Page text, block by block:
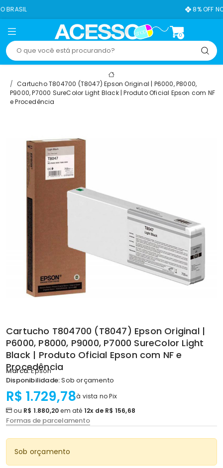
0
Cartucho T804700 (T8047) Epson Original | P6000, P8000,
P9000, P7000 SureColor Light Black | Produto Oficial Epson com NF
e Procedência
Cartucho T804700 (T8047) Epson Original |
P6000, P8000, P9000, P7000 SureColor Light
Black | Produto Oficial Epson com NF e
Procedência
Marca:Epson
Disponibilidade:Sob orçamento
R$ 1.729,78à vista no Pix
ou R$ 1.880,20em até 12x de R$ 156,68
Formas de parcelamento
Sob orçamento